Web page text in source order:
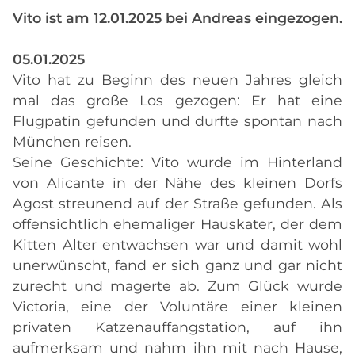
Vito ist am 12.01.2025 bei Andreas eingezogen.
05.01.2025
Vito hat zu Beginn des neuen Jahres gleich
mal das große Los gezogen: Er hat eine
Flugpatin gefunden und durfte spontan nach
München reisen.
Seine Geschichte: Vito wurde im Hinterland
von Alicante in der Nähe des kleinen Dorfs
Agost streunend auf der Straße gefunden. Als
offensichtlich ehemaliger Hauskater, der dem
Kitten Alter entwachsen war und damit wohl
unerwünscht, fand er sich ganz und gar nicht
zurecht und magerte ab. Zum Glück wurde
Victoria, eine der Voluntäre einer kleinen
privaten Katzenauffangstation, auf ihn
aufmerksam und nahm ihn mit nach Hause,